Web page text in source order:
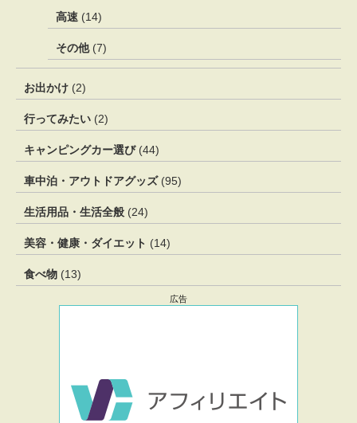
高速 (14)
その他(7)
お出かけ (2)
行ってみたい (2)
キャンピングカー選び(44)
車中泊・アウトドアグッズ(95)
生活用品・生活全般 (24)
美容・健康・ダイエット (14)
食べ物 (13)
広告